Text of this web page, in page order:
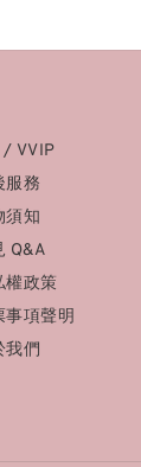
/ VVIP
服務
須知
Q&A
權政策
事項聲明
我們